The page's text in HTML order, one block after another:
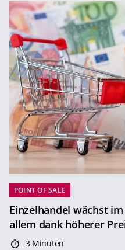
POINT OF SALE
Einzelhandel wächst
allem dank höherer
3 Minuten